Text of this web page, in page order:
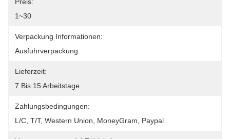
1~30
Verpackung Informationen:
Ausfuhrverpackung
Lieferzeit:
7 Bis 15 Arbeitstage
Zahlungsbedingungen:
L/C, T/T, Western Union, MoneyGram, Paypal